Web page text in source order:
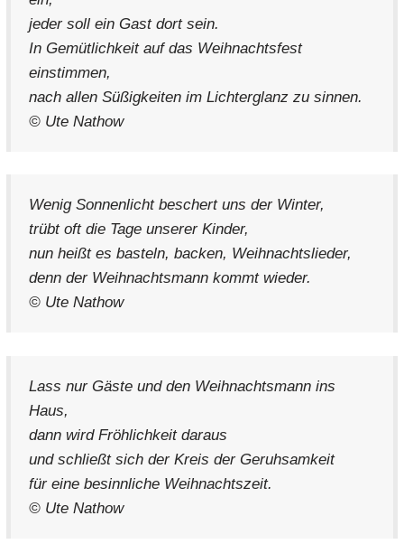
jeder soll ein Gast dort sein.
In Gemütlichkeit auf das Weihnachtsfest
einstimmen,
nach allen Süßigkeiten im Lichterglanz zu sinnen.
© Ute Nathow
Wenig Sonnenlicht beschert uns der Winter,
trübt oft die Tage unserer Kinder,
nun heißt es basteln, backen, Weihnachtslieder,
denn der Weihnachtsmann kommt wieder.
© Ute Nathow
Lass nur Gäste und den Weihnachtsmann ins
Haus,
dann wird Fröhlichkeit daraus
und schließt sich der Kreis der Geruhsamkeit
für eine besinnliche Weihnachtszeit.
© Ute Nathow